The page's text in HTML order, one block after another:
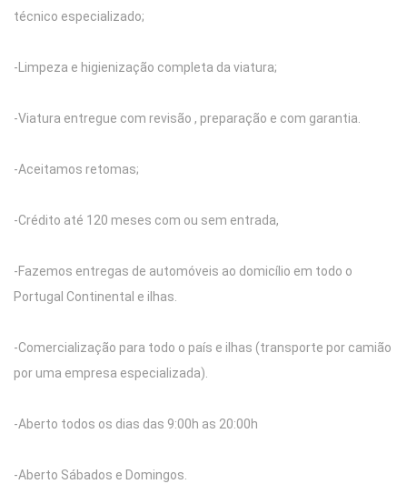
técnico especializado;
-Limpeza e higienização completa da viatura;
-Viatura entregue com revisão , preparação e com garantia.
-Aceitamos retomas;
-Crédito até 120 meses com ou sem entrada,
-Fazemos entregas de automóveis ao domicílio em todo o
Portugal Continental e ilhas.
-Comercialização para todo o país e ilhas (transporte por camião
por uma empresa especializada).
-Aberto todos os dias das 9:00h as 20:00h
-Aberto Sábados e Domingos.